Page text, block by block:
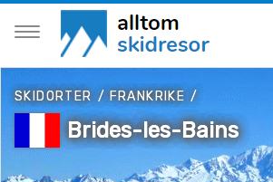
SKIDORTER/FRANKRIKE /
Brides-les-Bains